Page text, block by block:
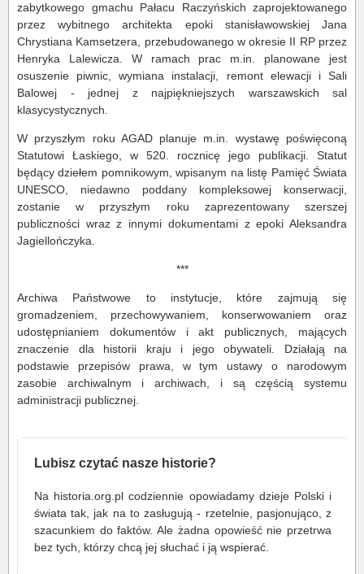
zabytkowego gmachu Pałacu Raczyńskich zaprojektowanego
przez wybitnego architekta epoki stanisławowskiej Jana
Chrystiana Kamsetzera, przebudowanego w okresie II RP przez
Henryka Lalewicza. W ramach prac m.in. planowane jest
osuszenie piwnic, wymiana instalacji, remont elewacji i Sali
Balowej - jednej z najpiękniejszych warszawskich sal
klasycystycznych.
W przyszłym roku AGAD planuje m.in. wystawę poświęconą
Statutowi Łaskiego, w 520. rocznicę jego publikacji. Statut
będący dziełem pomnikowym, wpisanym na listę Pamięć Świata
UNESCO, niedawno poddany kompleksowej konserwacji,
zostanie w przyszłym roku zaprezentowany szerszej
publiczności wraz z innymi dokumentami z epoki Aleksandra
Jagiellończyka.
***
Archiwa Państwowe to instytucje, które zajmują się
gromadzeniem, przechowywaniem, konserwowaniem oraz
udostępnianiem dokumentów i akt publicznych, mających
znaczenie dla historii kraju i jego obywateli. Działają na
podstawie przepisów prawa, w tym ustawy o narodowym
zasobie archiwalnym i archiwach, i są częścią systemu
administracji publicznej.
Lubisz czytać nasze historie?
Na historia.org.pl codziennie opowiadamy dzieje Polski i
świata tak, jak na to zasługują - rzetelnie, pasjonująco, z
szacunkiem do faktów. Ale żadna opowieść nie przetrwa
bez tych, którzy chcą jej słuchać i ją wspierać.